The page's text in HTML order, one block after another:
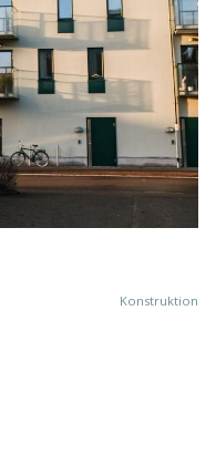
Konstruktion